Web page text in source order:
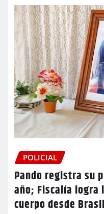
POLICIAL
Pando registra su
año; Fiscalía
cuerpo desde Brasil